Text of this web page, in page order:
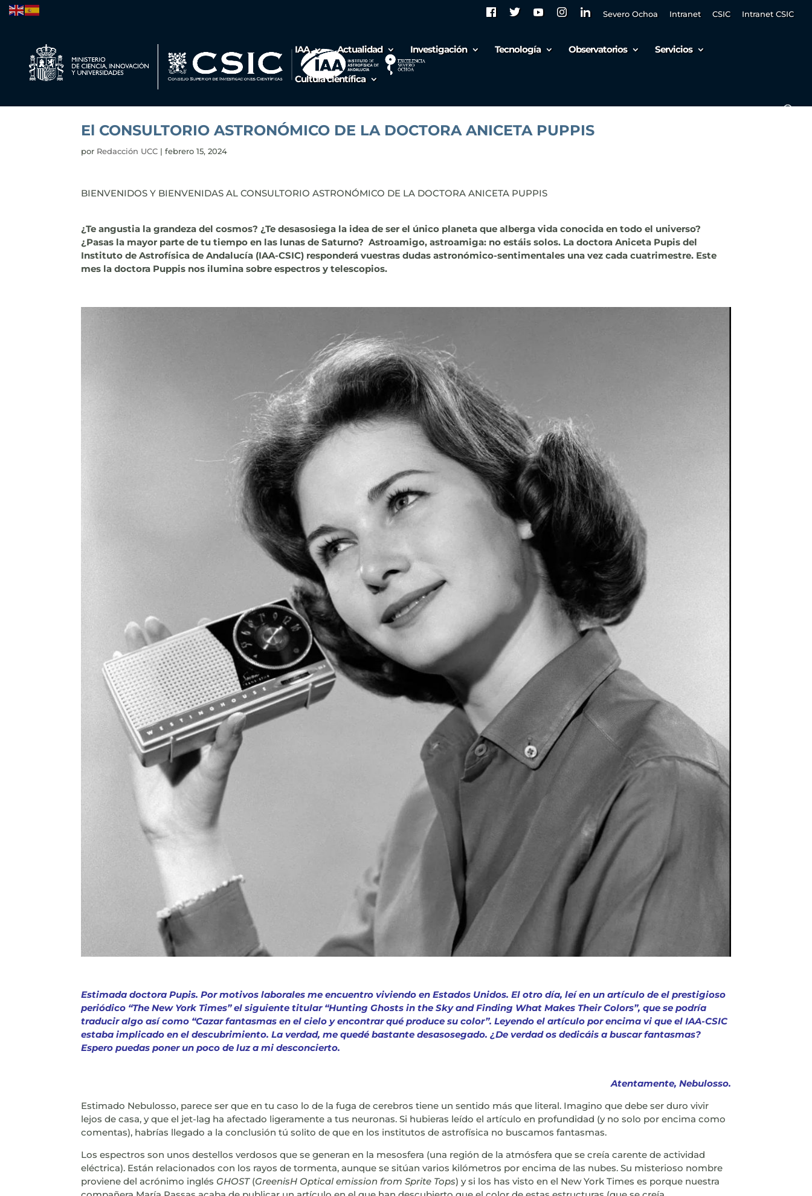
Severo Ochoa Intranet CSIC Intranet CSIC
IAA Actualidad Investigación Tecnología Observatorios Servicios
Cultura científica
El CONSULTORIO ASTRONÓMICO DE LA DOCTORA ANICETA PUPPIS
por Redacción UCC |febrero 15, 2024
BIENVENIDOS Y BIENVENIDAS AL CONSULTORIO ASTRONÓMICO DE LA DOCTORA ANICETA PUPPIS
¿Te angustia la grandeza del cosmos? ¿Te desasosiega la idea de ser el único planeta que alberga vida conocida en todo el universo?
¿Pasas la mayor parte de tu tiempo en las lunas de Saturno?Astroamigo, astroamiga: no estáis solos. La doctora Aniceta Pupis del
Instituto de Astrofísica de Andalucía (IAA-CSIC) responderá vuestras dudas astronómico-sentimentales una vez cada cuatrimestre. Este
mes la doctora Puppis nos ilumina sobre espectros y telescopios.
Estimada doctora Pupis. Por motivos laborales me encuentro viviendo en Estados Unidos. El otro día, leí en un artículo de el prestigioso
periódico “The New York Times” el siguiente titular “Hunting Ghosts in the Sky and Finding What Makes Their Colors”, que se podría
traducir algo así como “Cazar fantasmas en el cielo y encontrar qué produce su color”. Leyendo el artículo por encima vi que el IAA-CSIC
estaba implicado en el descubrimiento. La verdad, me quedé bastante desasosegado. ¿De verdad os dedicáis a buscar fantasmas?
Espero puedas poner un poco de luz a mi desconcierto.
Atentamente, Nebulosso.
Estimado Nebulosso, parece ser que en tu caso lo de la fuga de cerebros tiene un sentido más que literal. Imagino que debe ser duro vivir
lejos de casa, y que el jet-lag ha afectado ligeramente a tus neuronas. Si hubieras leído el artículo en profundidad (y no solo por encima como
comentas), habrías llegado a la conclusión tú solito de que en los institutos de astrofísica no buscamos fantasmas.
Los espectros son unos destellos verdosos que se generan en la mesosfera (una región de la atmósfera que se creía carente de actividad
eléctrica). Están relacionados con los rayos de tormenta, aunque se sitúan varios kilómetros por encima de las nubes. Su misterioso nombre
proviene del acrónimo inglés GHOST(GreenisH Optical emission from Sprite Tops) y si los has visto en el New York Times es porque nuestra